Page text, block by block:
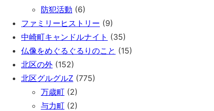
防犯活動 (6)
ファミリーヒストリー (9)
中崎町キャンドルナイト (35)
仏像をめぐるぐるりのこと (15)
北区の外 (152)
北区グルグルZ (775)
万歳町 (2)
与力町 (2)